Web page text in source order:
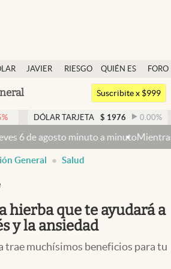
JAVIER
RIESGO
QUIÉN ES
QUIÉN
FORO
Argentina
México
Suscribite x $999
TARJETA $ 1976 0.00 % DÓLAR
Mientras el Senado busca aprobar
General Salud
hierba que te ayudará a
y la ansiedad
trae muchísimos beneficios para tu